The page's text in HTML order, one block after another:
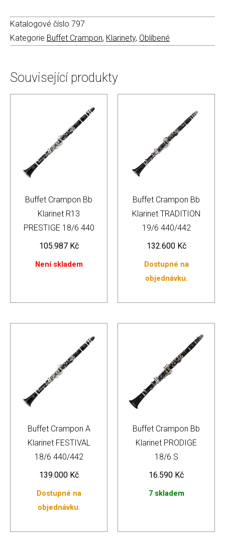
Katalogové číslo 797
Kategorie Buffet Crampon, Klarinety, Oblíbené
Související produkty
Buffet Crampon Bb
Klarinet R13
PRESTIGE 18/6 440
105.987 Kč
Není skladem
Buffet Crampon Bb
Klarinet TRADITION
19/6 440/442
132.600 Kč
Dostupné na
objednávku.
Buffet Crampon A
Klarinet FESTIVAL
18/6 440/442
139.000 Kč
Dostupné na
objednávku.
Buffet Crampon Bb
Klarinet PRODIGE
18/6 S
16.590 Kč
7 skladem